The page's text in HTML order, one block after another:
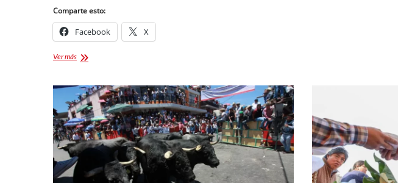
Comparte esto:
Facebook X
Ver másFestival
Gastronomía
Típica
y
Mezcal
2026:
Leyendas
del
Maguey